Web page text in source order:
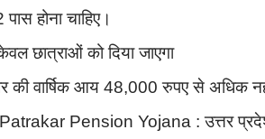
होना चाहिए।
छात्राओं को दिया जाएगा
की वार्षिक आय 48,000 रुपए से अधिक नहीं
Pension Yojana : उत्तर प्रदेश